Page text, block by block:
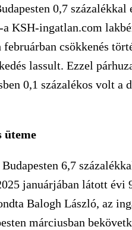
0,7
KSH-ingatlan.com
csökkenés
lassult. Ezzel
0,1 százalékos volt a
üteme
6,7
januárjában látott évi
Balogh László, az
márciusban